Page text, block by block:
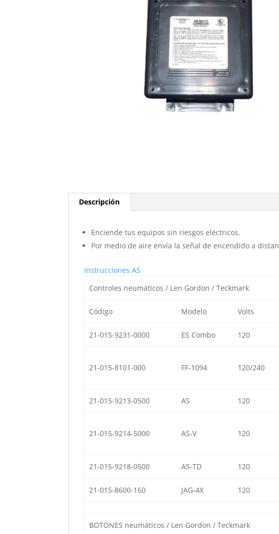
Descripción
Enciende tus equipos sin riesgos eléctricos.
Por medio de aire envía la señal de encendido a
Instrucciones AS
Controles neumáticos / Len Gordon / Teckmark
Código Modelo Volts
21-015-9231-0000 ES Combo 120
21-015-8101-000 FF-1094 120/240
21-015-9213-0500 AS 120
21-015-9214-5000 AS-V 120
21-015-9218-0500 AS-TD 120
21-015-8600-160 JAG-4X 120
BOTONES neumáticos / Len Gordon / Teckmark